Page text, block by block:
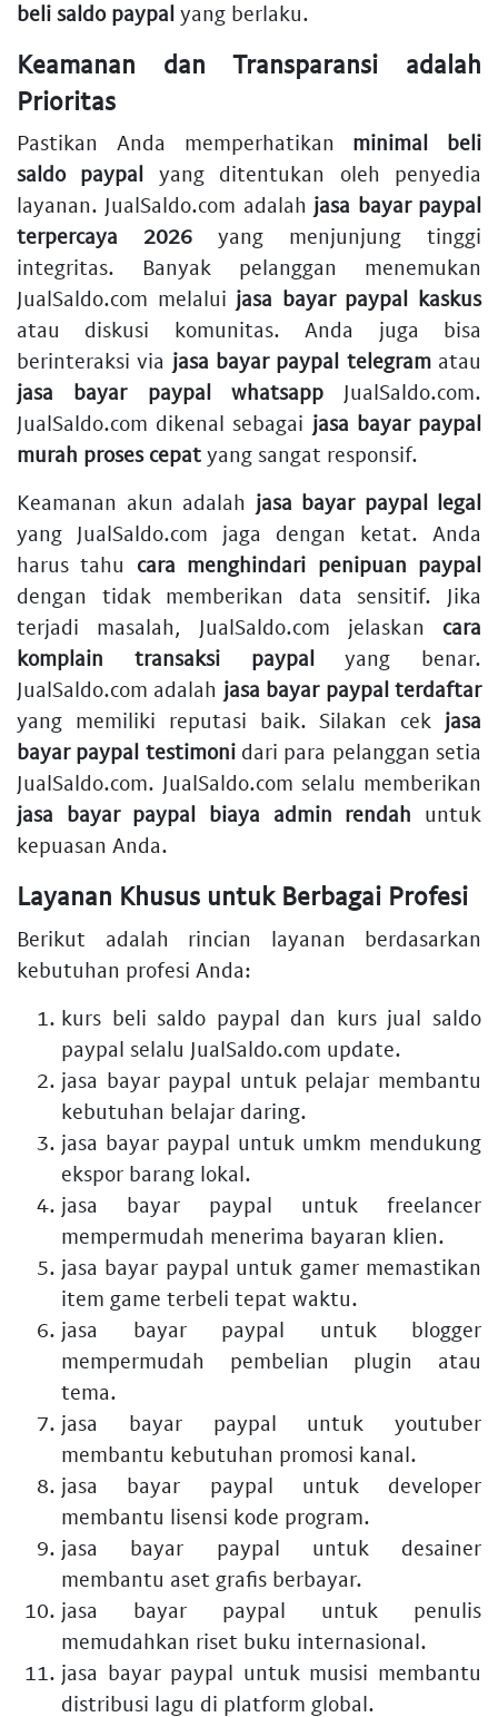
beli saldo paypal yang berlaku.
Keamanan dan Transparansi adalah
Prioritas
Pastikan Anda memperhatikan minimal beli
saldo paypal yang ditentukan oleh penyedia
layanan. JualSaldo.com adalah jasa bayar paypal
terpercaya 2026 yang menjunjung tinggi
integritas. Banyak pelanggan menemukan
JualSaldo.com melalui jasa bayar paypal kaskus
atau diskusi komunitas. Anda juga bisa
berinteraksi via jasa bayar paypal telegramatau
jasa bayar paypal whatsappJualSaldo.com.
JualSaldo.com dikenal sebagai jasa bayar paypal
murah proses cepat yang sangat responsif.
Keamanan akun adalah jasa bayar paypal legal
yang JualSaldo.com jaga dengan ketat. Anda
harus tahu cara menghindari penipuan paypal
dengan tidak memberikan data sensitif. Jika
terjadi masalah, JualSaldo.com jelaskan cara
komplain transaksi paypalyang benar.
JualSaldo.com adalah jasa bayar paypal terdaftar
yang memiliki reputasi baik. Silakan cek jasa
bayar paypal testimonidari para pelanggan setia
JualSaldo.com. JualSaldo.com selalu memberikan
jasa bayar paypal biaya admin rendah untuk
kepuasan Anda.
Layanan Khusus untuk Berbagai Profesi
Berikut adalah rincian layanan berdasarkan
kebutuhan profesi Anda:
kurs beli saldo paypal dan kurs jual saldo
paypal selalu JualSaldo.com update.
jasa bayar paypal untuk pelajar membantu
kebutuhan belajar daring.
jasa bayar paypal untuk umkm mendukung
ekspor barang lokal.
jasa bayar paypal untuk freelancer
mempermudah menerima bayaran klien.
jasa bayar paypal untuk gamermemastikan
item game terbeli tepat waktu.
jasa bayar paypal untuk blogger
mempermudah pembelian plugin atau
tema.
jasa bayar paypal untuk youtuber
membantu kebutuhan promosi kanal.
jasa bayar paypal untuk developer
membantu lisensi kode program.
jasa bayar paypal untuk desainer
membantu aset grafis berbayar.
jasa bayar paypal untuk penulis
memudahkan riset buku internasional.
jasa bayar paypal untuk musisi membantu
distribusi lagu di platform global.